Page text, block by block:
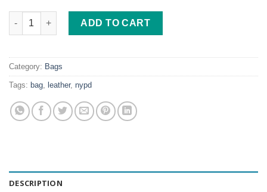
Talifa Bag , NYPD quantity
ADD TO CART
Category: Bags
Tags: bag leather, nypd
DESCRIPTION